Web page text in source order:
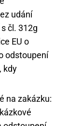
udání
čl. 312g
EU o
odstoupení
kdy
na zakázku: